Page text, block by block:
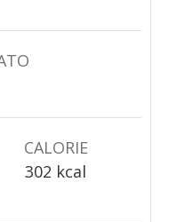
CALORIE
302 kcal